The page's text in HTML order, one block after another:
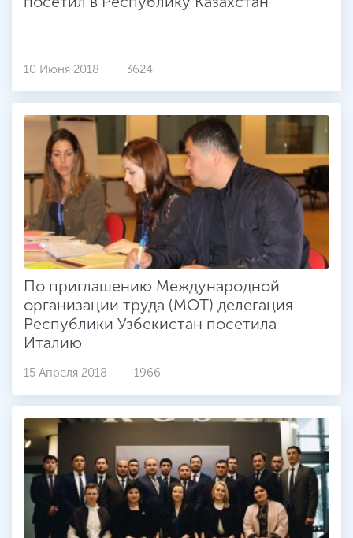
10 Июня 2018 3624
По приглашению Международной
организации труда (МОТ) делегация
Республики Узбекистан посетила
Италию
15 Апреля 2018 1966